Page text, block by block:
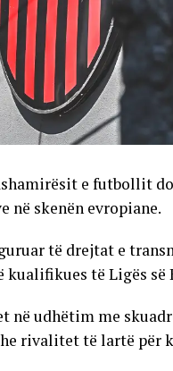
e futbollit
në skenën evropiane.
të drejtat e
të Ligës së
në udhëtim me
rivalitet të lartë për